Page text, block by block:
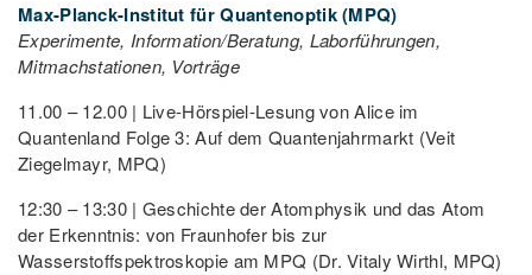
Max-Planck-Institut für Quantenoptik (MPQ)
Experimente, Information/Beratung, Laborführungen,
Mitmachstationen, Vorträge
11.00 – 12.00 | Live-Hörspiel-Lesung von Alice im
Quantenland Folge 3: Auf dem Quantenjahrmarkt (Veit
Ziegelmayr, MPQ)
12:30 – 13:30 | Geschichte der Atomphysik und das Atom
der Erkenntnis: von Fraunhofer bis zur
Wasserstoffspektroskopie am MPQ (Dr. Vitaly Wirthl, MPQ)